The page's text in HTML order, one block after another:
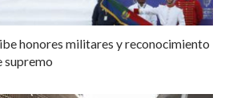
honores militares y reconocimiento
supremo